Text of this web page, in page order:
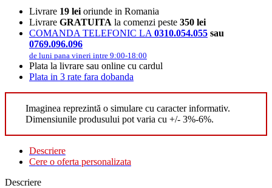
Livrare 19 lei oriunde in Romania
Livrare GRATUITA la comenzi peste 350 lei
COMANDA TELEFONIC LA 0310.054.055 sau
0769.096.096
de luni pana vineri intre 9:00-18:00
Plata la livrare sau online cu cardul
Plata in 3 rate fara dobanda
Imaginea reprezintă o simulare cu caracter informativ.
Dimensiunile produsului pot varia cu +/- 3%-6%.
Descriere
Cere o oferta personalizata
Descriere